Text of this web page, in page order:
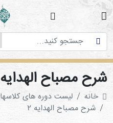
دوره
های
آموزشی
پژوهش
های
میان
شرح مصباح الهدایه ۲
خانه
لیست دوره های
شرح مصباح الهدایه ۲